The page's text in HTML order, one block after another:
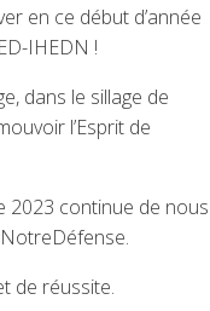
en ce début d’année
IHEDN !
dans le sillage de
l’Esprit de
2023 continue de nous
de réussite.